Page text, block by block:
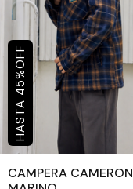
45
%
OFF
CAMPERA CAMERON